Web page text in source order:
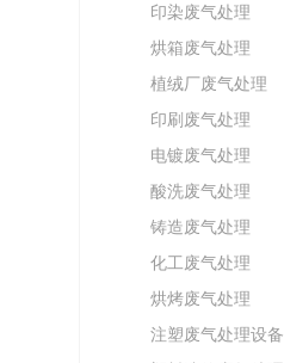
印染废气处理
烘箱废气处理
植绒厂废气处理
印刷废气处理
电镀废气处理
酸洗废气处理
铸造废气处理
化工废气处理
烘烤废气处理
注塑废气处理设备